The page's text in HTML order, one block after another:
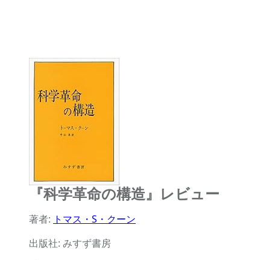
『科学革命の構造』レビュー
著者: トマス・S・クーン
出版社: みすず書房